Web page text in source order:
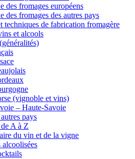
des fromages européens
des fromages des autres pays
techniques de fabrication fromagère
et alcools
(vignoble et vins)
– Haute-Savoie
pays
A à Z
du vin et de la vigne
alcoolisées